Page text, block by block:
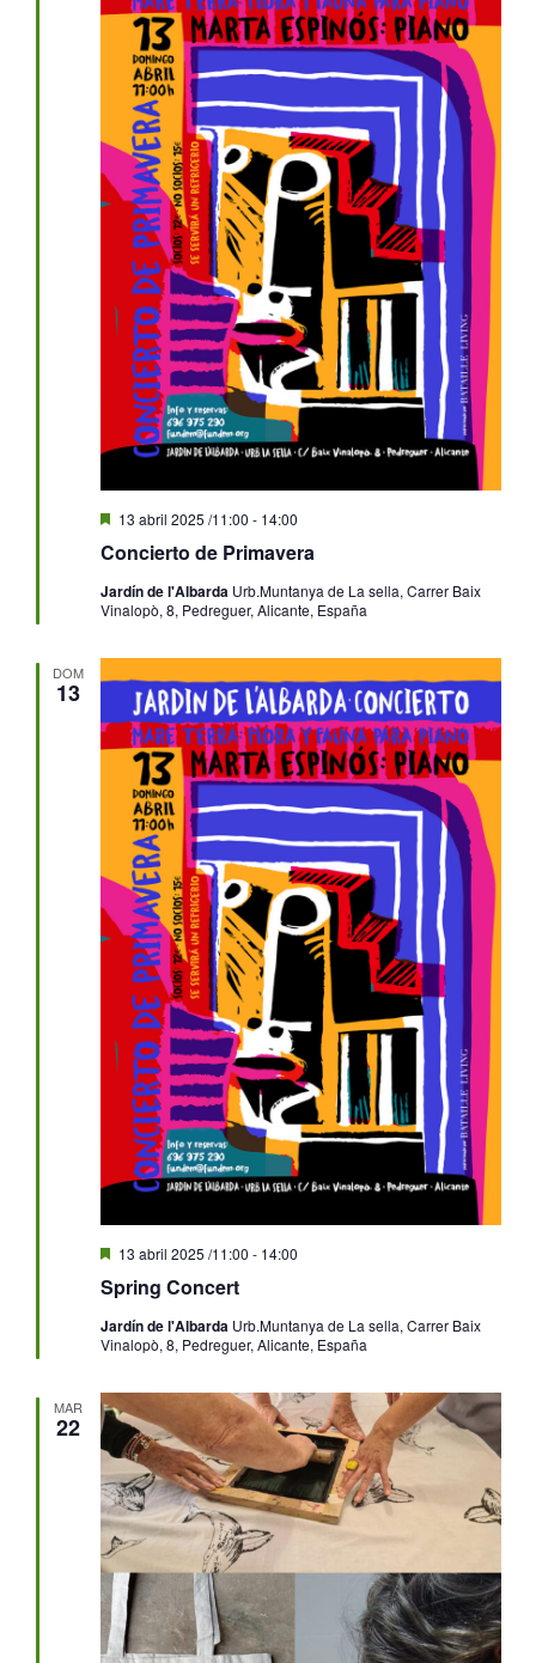
Concierto de Primavera
Destacado
13 abril 2025 /11:00 - 14:00
Jardín de l'Albarda Urb.Muntanya de La sella, Carrer Baix
Vinalopò, 8, Pedreguer, Alicante, España
DOM
13
Spring Concert
Destacado
13 abril 2025 /11:00 - 14:00
Jardín de l'Albarda Urb.Muntanya de La sella, Carrer Baix
Vinalopò, 8, Pedreguer, Alicante, España
MAR
22